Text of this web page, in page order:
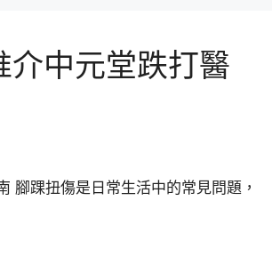
介中元堂跌打醫
腳踝扭傷是日常生活中的常見問題，